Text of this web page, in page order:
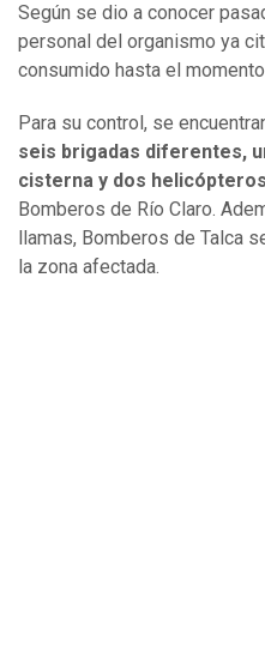
Según se dio a conocer
personal del organismo ya
consumido hasta el
Para su control, se
seis brigadas diferentes,
cisterna y dos helicópteros
Bomberos de Río Claro.
llamas, Bomberos de Talca
la zona afectada.